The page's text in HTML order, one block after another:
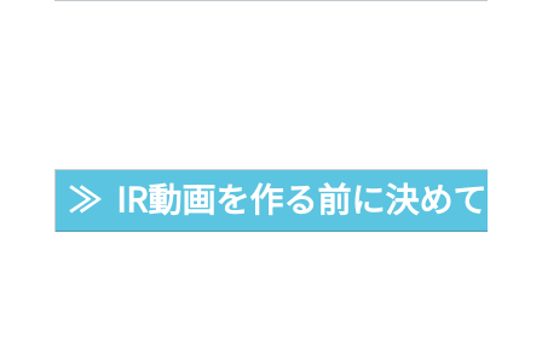
≫  IR動画を作る前に決めてお